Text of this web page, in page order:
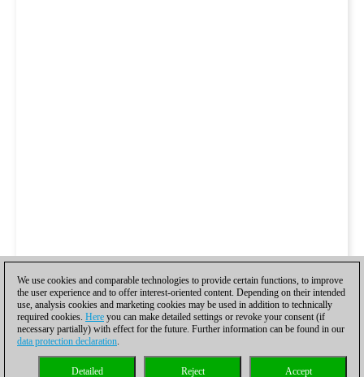
We use cookies and comparable technologies to provide certain functions, to improve
the user experience and to offer interest-oriented content. Depending on their intended
use, analysis cookies and marketing cookies may be used in addition to technically
required cookies. Here you can make detailed settings or revoke your consent (if
necessary partially) with effect for the future. Further information can be found in our
data protection declaration.
Accept
Reject
Detailed